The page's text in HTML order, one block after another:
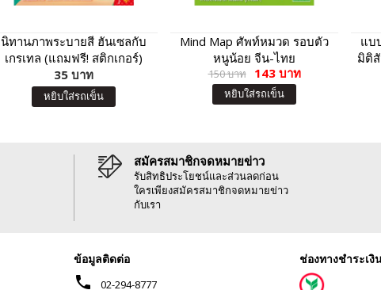
นิทานภาพระบายสี ฮันเซลกับ
เกรเทล (แถมฟรี! สติกเกอร์)
35 บาท
หยิบใส่รถเข็น
Mind Map ศัพท์หมวด รอบตัว
หนูน้อย จีน-ไทย
150 บาท 143 บาท
หยิบใส่รถเข็น
แบ
มิติ
สมัครสมาชิกจดหมายข่าว
รับสิทธิประโยชน์และส่วนลดก่อน
ใครเพียงสมัครสมาชิกจดหมายข่าว
กับเรา
ข้อมูลติดต่อ
phone 02-294-8777
ช่องทางชำระเงิ